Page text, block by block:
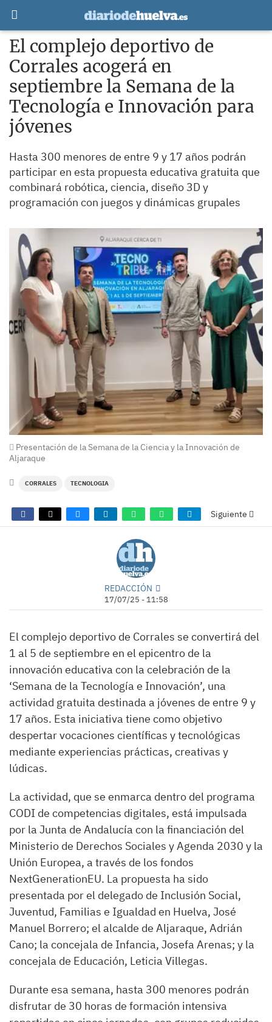
El complejo deportivo de
Corrales acogerá en
septiembre la Semana de la
Tecnología e Innovación para
jóvenes
Hasta 300 menores de entre 9 y 17 años podrán
participar en esta propuesta educativa gratuita que
combinará robótica, ciencia, diseño 3D y
programación con juegos y dinámicas grupales
Presentación de la Semana de la Ciencia y la Innovación de
Aljaraque
CORRALES TECNOLOGIA
Siguiente
REDACCIÓN
17/07/25 - 11:58
El complejo deportivo de Corrales se convertirá del
1 al 5 de septiembre en el epicentro de la
innovación educativa con la celebración de la
‘Semana de la Tecnología e Innovación’, una
actividad gratuita destinada a jóvenes de entre 9 y
17 años. Esta iniciativa tiene como objetivo
despertar vocaciones científicas y tecnológicas
mediante experiencias prácticas, creativas y
lúdicas.
La actividad, que se enmarca dentro del programa
CODI de competencias digitales, está impulsada
por la Junta de Andalucía con la financiación del
Ministerio de Derechos Sociales y Agenda 2030 y la
Unión Europea, a través de los fondos
NextGenerationEU. La propuesta ha sido
presentada por el delegado de Inclusión Social,
Juventud, Familias e Igualdad en Huelva, José
Manuel Borrero; el alcalde de Aljaraque, Adrián
Cano; la concejala de Infancia, Josefa Arenas; y la
concejala de Educación, Leticia Villegas.
Durante esa semana, hasta 300 menores podrán
disfrutar de 30 horas de formación intensiva